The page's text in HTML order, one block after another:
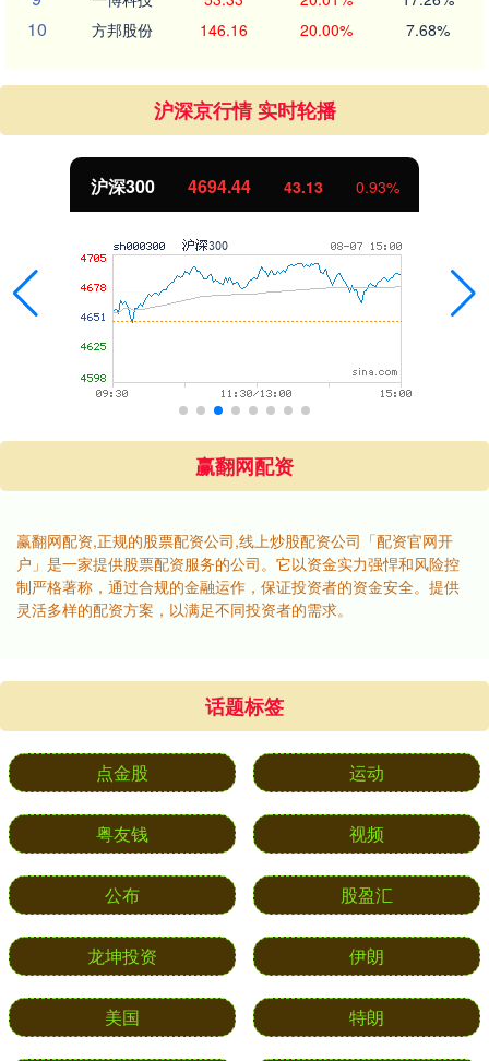
10 方邦股份 146.16 20.00% 7.68%
沪深京行情 实时轮播
沪深300 4694.44 43.13 0.93%
赢翻网配资
赢翻网配资,正规的股票配资公司,线上炒股配资公司「配资官网开
户」是一家提供股票配资服务的公司。它以资金实力强悍和风险控
制严格著称，通过合规的金融运作，保证投资者的资金安全。提供
灵活多样的配资方案，以满足不同投资者的需求。
话题标签
点金股 运动
粤友钱 视频
公布 股盈汇
龙坤投资 伊朗
美国 特朗